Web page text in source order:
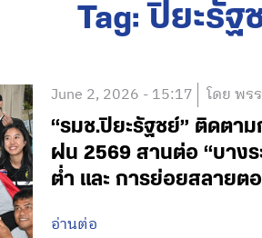
Tag: ปิยะรัฐ
June 2, 2026 - 15:17 โดย พร
“รมช.ปิยะรัฐชย์” ติดตา
ฝน 2569 สานต่อ “บาง
ต่ำ และ การย่อยสลายต
อ่านต่อ